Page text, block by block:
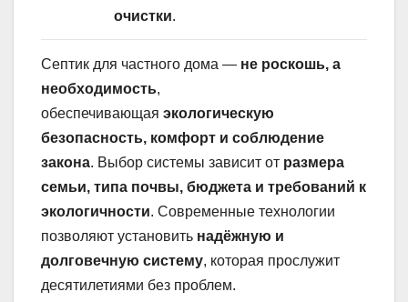
очистки.
Септик для частного дома — не роскошь, а
необходимость,
обеспечивающая экологическую
безопасность, комфорт и соблюдение
закона. Выбор системы зависит от размера
семьи, типа почвы, бюджета и требований к
экологичности. Современные технологии
позволяют установить надёжную и
долговечную систему, которая прослужит
десятилетиями без проблем.